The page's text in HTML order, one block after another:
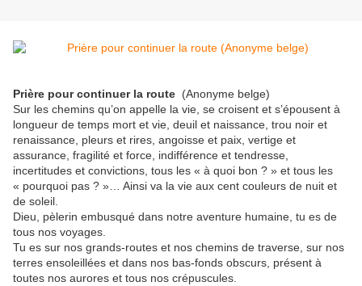
Prière pour continuer la route (Anonyme belge)
Sur les chemins qu’on appelle la vie, se croisent et s’épousent à
longueur de temps mort et vie, deuil et naissance, trou noir et
renaissance, pleurs et rires, angoisse et paix, vertige et
assurance, fragilité et force, indifférence et tendresse,
incertitudes et convictions, tous les « à quoi bon ? » et tous les
« pourquoi pas ? »… Ainsi va la vie aux cent couleurs de nuit et
de soleil.
Dieu, pèlerin embusqué dans notre aventure humaine, tu es de
tous nos voyages.
Tu es sur nos grands-routes et nos chemins de traverse, sur nos
terres ensoleillées et dans nos bas-fonds obscurs, présent à
toutes nos aurores et tous nos crépuscules.